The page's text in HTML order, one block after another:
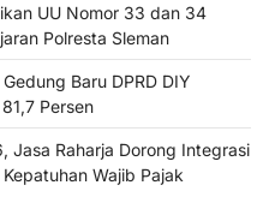
UU Nomor 33 dan 34
Polresta Sleman
Baru DPRD DIY
Persen
Jasa Raharja Dorong Integrasi
Wajib Pajak